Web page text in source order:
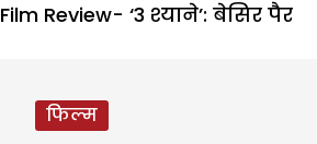
Film Review- ‘3 श्याने’: बेसिर पैर
फिल्म